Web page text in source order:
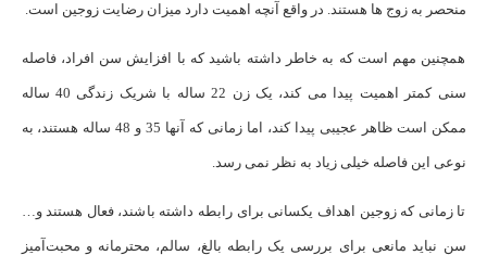
منحصر به زوج ها هستند. در واقع آنچه اهمیت دارد میزان رضایت زوجین است.
همچنین مهم است که به خاطر داشته باشید که با افزایش سن افراد، فاصله
سنی کمتر اهمیت پیدا می کند، یک زن 22 ساله با شریک زندگی 40 ساله
ممکن است ظاهر عجیبی پیدا کند، اما زمانی که آنها 35 و 48 ساله هستند، به
نوعی این فاصله خیلی زیاد به نظر نمی رسد.
تا زمانی که زوجین اهداف یکسانی برای رابطه داشته باشند، فعال هستند و…
سن نباید مانعی برای بررسی یک رابطه بالغ، سالم، محترمانه و محبت‌آمیز